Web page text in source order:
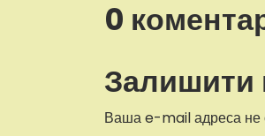
0
Залишити
Ваша e-mail адреса не